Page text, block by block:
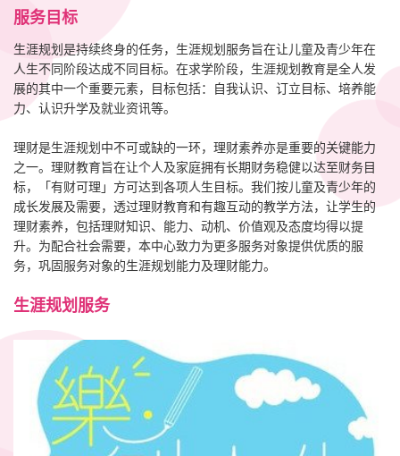
服务目标
生涯规划是持续终身的任务，生涯规划服务旨在让儿童及青少年在
人生不同阶段达成不同目标。在求学阶段，生涯规划教育是全人发
展的其中一个重要元素，目标包括：自我认识、订立目标、培养能
力、认识升学及就业资讯等。
理财是生涯规划中不可或缺的一环，理财素养亦是重要的关键能力
之一。理财教育旨在让个人及家庭拥有长期财务稳健以达至财务目
标，「有财可理」方可达到各项人生目标。我们按儿童及青少年的
成长发展及需要，透过理财教育和有趣互动的教学方法，让学生的
理财素养，包括理财知识、能力、动机、价值观及态度均得以提
升。为配合社会需要，本中心致力为更多服务对象提供优质的服
务，巩固服务对象的生涯规划能力及理财能力。
生涯规划服务